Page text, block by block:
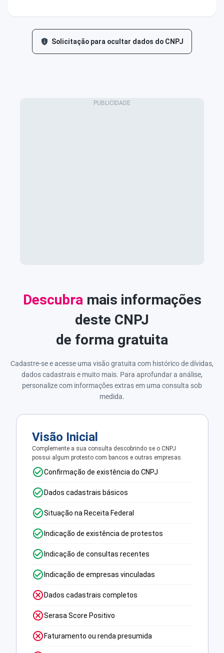
Solicitação para ocultar dados do CNPJ
Descubra mais informações
deste CNPJ
de forma gratuita
Cadastre-se e acesse uma visão gratuita com histórico de dívidas,
dados cadastrais e muito mais. Para aprofundar a análise,
personalize com informações extras em uma consulta sob
medida.
Visão Inicial
Complemente a sua consulta descobrindo se o CNPJ
possui algum protesto com bancos e outras empresas.
Confirmação de existência do CNPJ
Dados cadastrais básicos
Situação na Receita Federal
Indicação de existência de protestos
Indicação de consultas recentes
Indicação de empresas vinculadas
Dados cadastrais completos
Serasa Score Positivo
Faturamento ou renda presumida